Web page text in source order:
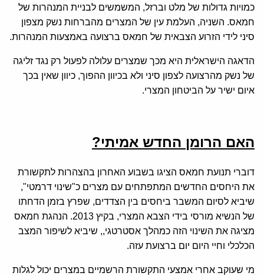
כמויות גדולות של מלט וברזל, המשמשים לבניית המנהרות של
חמאס. השניה, העלמת עין של המצרים מהברחות נשק מצפון
סיני לידי הזרוע הצבאית של חמאס ברצועה באמצעות המנהרות.
הדאגה הישראלית היא מכך שמצרים עלולה לפעול רק נגד זליגה
של נשק מהרצועה לצפון סיני ולא בכיוון ההפוך, כיוון שאין בכך
איום ישיר על הביטחון המצרי.
האם הרומן החדש אמיתי?
דוברי תנועת חמאס הציגו בשבוע האחרון בהצהרות לתקשורת
את היחסים החדשים המתפתחים עם מצרים כ"שינוי דרמטי",
שיביא לסיום המשבר ביחסים בין הצדדים, שפרץ בזמן הדחתו
של הנשיא מורסי בידי הצבא המצרי, בקיץ 2013. הנהגת חמאס
מציגה את השינוי הזה כמהלך אסטרטגי,, שיביא לשיפור המצב
הכלכלי וחיי היום יום ברצועת עזה.
מי שעוקב אחרי אמצעי התקשורת הרשמיים במצרים יכול לגלות